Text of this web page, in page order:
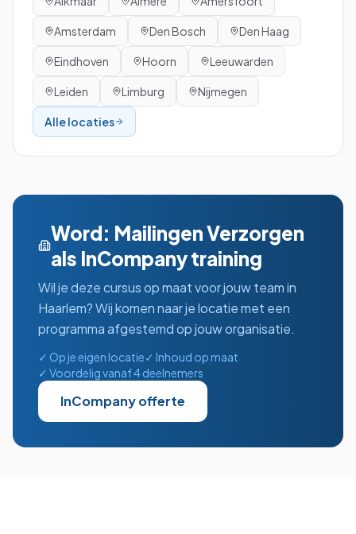
Amsterdam Den Bosch Den Haag
Eindhoven Hoorn Leeuwarden
Leiden Limburg Nijmegen
Alle locaties
Word: Mailingen Verzorgen
als InCompany training
Wil je deze cursus op maat voor jouw team in
Haarlem? Wij komen naar je locatie met een
programma afgestemd op jouw organisatie.
✓ Op je eigen locatie✓ Inhoud op maat
✓ Voordelig vanaf 4 deelnemers
InCompany offerte